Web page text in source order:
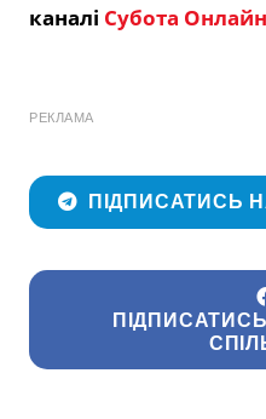
каналі Субота Онлайн
РЕКЛАМА
ПІДПИСАТИСЬ
ПІДПИСАТИСЬ